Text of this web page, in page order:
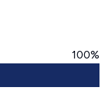
100%